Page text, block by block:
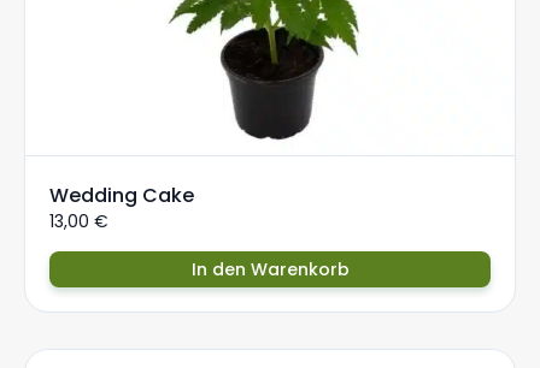
Wedding Cake
13,00 €
In den Warenkorb